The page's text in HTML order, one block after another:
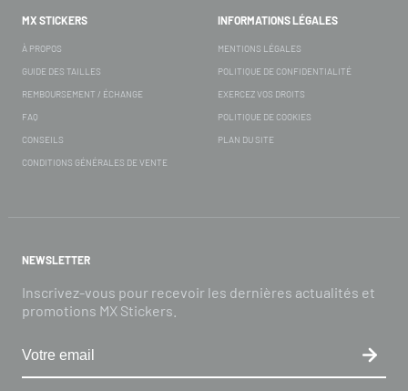
MX STICKERS
À PROPOS
GUIDE DES TAILLES
REMBOURSEMENT / ÉCHANGE
FAQ
CONSEILS
CONDITIONS GÉNÉRALES DE VENTE
INFORMATIONS LÉGALES
MENTIONS LÉGALES
POLITIQUE DE CONFIDENTIALITÉ
EXERCEZ VOS DROITS
POLITIQUE DE COOKIES
PLAN DU SITE
NEWSLETTER
Inscrivez-vous pour recevoir les dernières actualités et
promotions MX Stickers.